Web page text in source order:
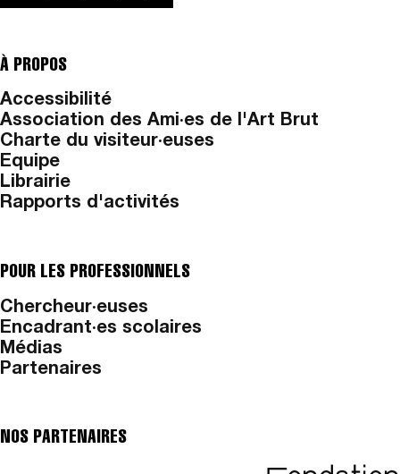
À PROPOS
Accessibilité
Association des Ami·es de l'Art Brut
Charte du visiteur·euses
Equipe
Librairie
Rapports d'activités
POUR LES PROFESSIONNELS
Chercheur·euses
Encadrant·es scolaires
Médias
Partenaires
NOS PARTENAIRES